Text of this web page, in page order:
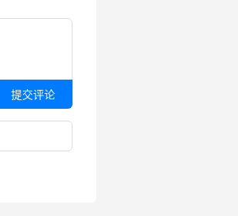
提交评论